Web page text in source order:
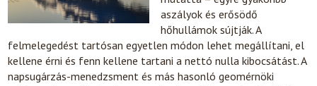
aszályok és erősödő
hőhullámok sújtják. A
felmelegedést tartósan egyetlen módon lehet megállítani, el
kellene érni és fenn kellene tartani a nettó nulla kibocsátást. A
napsugárzás-menedzsment és más hasonló geomérnöki